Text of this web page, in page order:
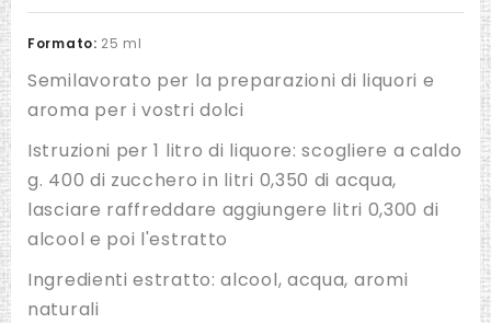
Formato: 25 ml
Semilavorato per la preparazioni di liquori e
aroma per i vostri dolci
Istruzioni per 1 litro di liquore: scogliere a caldo
g. 400 di zucchero in litri 0,350 di acqua,
lasciare raffreddare aggiungere litri 0,300 di
alcool e poi l'estratto
Ingredienti estratto: alcool, acqua, aromi
naturali